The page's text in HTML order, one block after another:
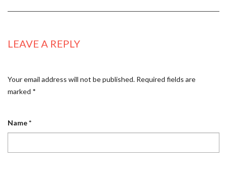
LEAVE A REPLY
Your email address will not be published. Required fields are
marked *
Name*